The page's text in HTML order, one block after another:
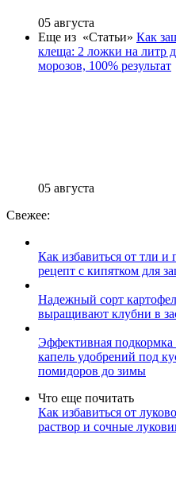
05 августа
Еще из «Статьи» Как
клеща: 2 ложки на литр
морозов, 100% результат
05 августа
Свежее:
Как избавиться от тли
рецепт с кипятком для
Надежный сорт
выращивают клубни в
Эффективная подкормка
капель удобрений под
помидоров до зимы
Что еще почитать
Как избавиться от
раствор и сочные